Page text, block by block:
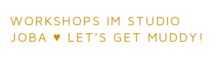
WORKSHOPS IM STUDIO
JOBA ♥ LET’S GET MUDDY!